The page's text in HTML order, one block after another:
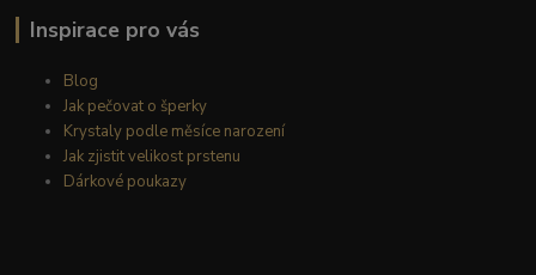
Inspirace pro vás
Blog
Jak pečovat o šperky
Krystaly podle měsíce narození
Jak zjistit velikost prstenu
Dárkové poukazy